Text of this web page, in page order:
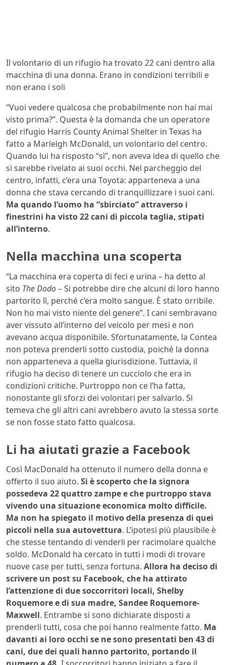
Il volontario di un rifugio ha trovato 22 cani dentro alla
macchina di una donna. Erano in condizioni terribili e
non erano i soli
“Vuoi vedere qualcosa che probabilmente non hai mai
visto prima?”. Questa è la domanda che un operatore
del rifugio Harris County Animal Shelter in Texas ha
fatto a Marleigh McDonald, un volontario del centro.
Quando lui ha risposto “sì”, non aveva idea di quello che
si sarebbe rivelato ai suoi occhi. Nel parcheggio del
centro, infatti, c’era una Toyota: apparteneva a una
donna che stava cercando di tranquillizzare i suoi cani.
Ma quando l’uomo ha “sbirciato” attraverso i
finestrini ha visto 22 cani di piccola taglia, stipati
all’interno.
Nella macchina una scoperta
“La macchina era coperta di feci e urina – ha detto al
sito The Dodo– Si potrebbe dire che alcuni di loro hanno
partorito lì, perché c’era molto sangue. È stato orribile.
Non ho mai visto niente del genere”. I cani sembravano
aver vissuto all’interno del veicolo per mesi e non
avevano acqua disponibile. Sfortunatamente, la Contea
non poteva prenderli sotto custodia, poiché la donna
non apparteneva a quella giurisdizione. Tuttavia, il
rifugio ha deciso di tenere un cucciolo che era in
condizioni critiche. Purtroppo non ce l’ha fatta,
nonostante gli sforzi dei volontari per salvarlo. Si
temeva che gli altri cani avrebbero avuto la stessa sorte
se non fosse stato fatto qualcosa.
Li ha aiutati grazie a Facebook
Così MacDonald ha ottenuto il numero della donna e
offerto il suo aiuto. Si è scoperto che la signora
possedeva 22 quattro zampe e che purtroppo stava
vivendo una situazione economica molto difficile.
Ma non ha spiegato il motivo della presenza di quei
piccoli nella sua autovettura. L’ipotesi più plausibile è
che stesse tentando di venderli per racimolare qualche
soldo. McDonald ha cercato in tutti i modi di trovare
nuove case per tutti, senza fortuna. Allora ha deciso di
scrivere un post su Facebook, che ha attirato
l’attenzione di due soccorritori locali, Shelby
Roquemore e di sua madre, Sandee Roquemore-
Maxwell. Entrambe si sono dichiarate disposti a
prenderli tutti, cosa che poi hanno realmente fatto. Ma
davanti ai loro occhi se ne sono presentati ben 43 di
cani, due dei quali hanno partorito, portando il